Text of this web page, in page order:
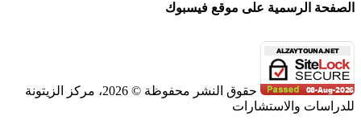
الصفحة الرسمية على موقع فيسبوك
حقوق النشر محفوظة © 2026، مركز الزيتونة
للدراسات والاستشارات